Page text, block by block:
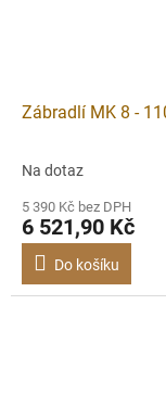
Zábradlí MK 8 -
Na dotaz
5 390 Kč bez DPH
6 521,90 Kč
Do košíku